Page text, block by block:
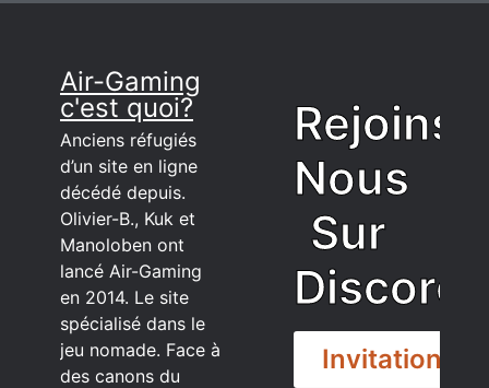
Air-Gaming
c'est quoi?
Anciens réfugiés
d’un site en ligne
décédé depuis.
Olivier-B., Kuk et
Manoloben ont
lancé Air-Gaming
en 2014. Le site
spécialisé dans le
jeu nomade. Face à
des canons du
Rejoins
Nous
Sur
Discord
Invitation